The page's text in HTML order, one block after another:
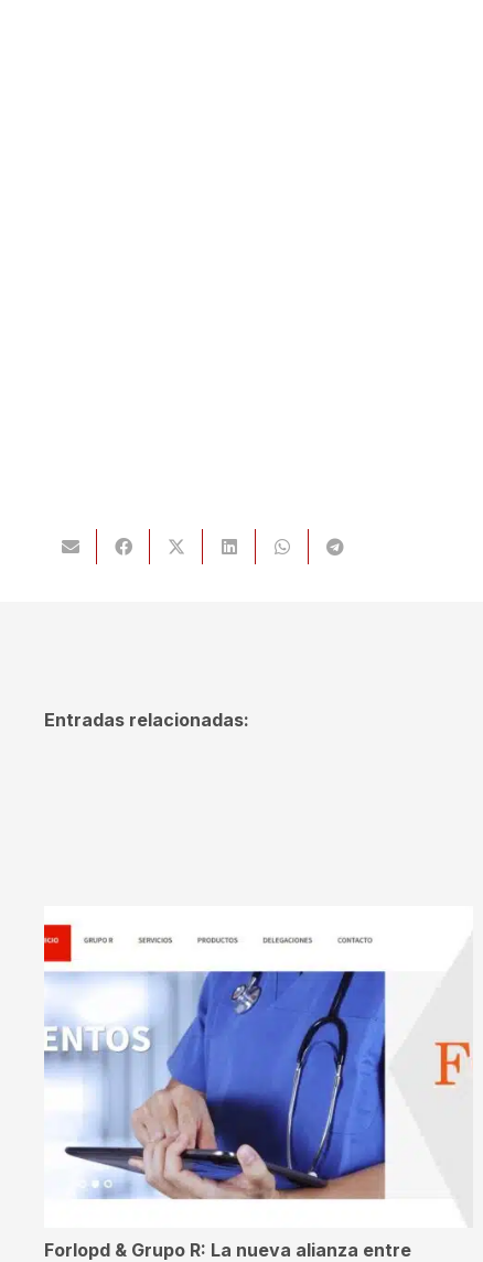
Entradas relacionadas:
Forlopd & Grupo R: La nueva alianza entre